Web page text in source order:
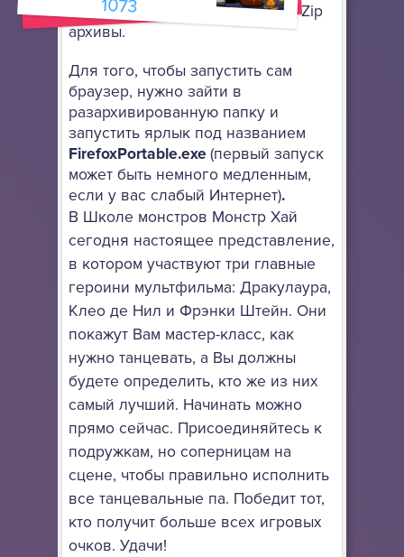
архиватор, поддерживающий 7-Zip
архивы.
Для того, чтобы запустить сам
браузер, нужно зайти в
разархивированную папку и
запустить ярлык под названием
FirefoxPortable.exe(первый запуск
может быть немного медленным,
если у вас слабый Интернет).
В Школе монстров Монстр Хай
сегодня настоящее представление,
в котором участвуют три главные
героини мультфильма: Дракулаура,
Клео де Нил и Фрэнки Штейн. Они
покажут Вам мастер-класс, как
нужно танцевать, а Вы должны
будете определить, кто же из них
самый лучший. Начинать можно
прямо сейчас. Присоединяйтесь к
подружкам, но соперницам на
сцене, чтобы правильно исполнить
все танцевальные па. Победит тот,
кто получит больше всех игровых
очков. Удачи!
1073